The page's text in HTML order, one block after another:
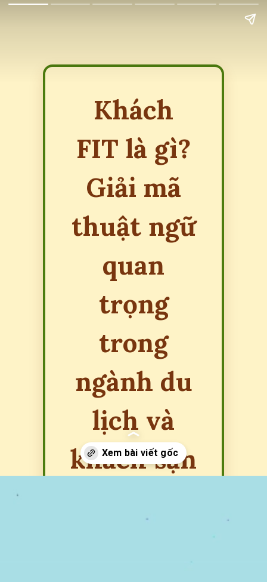
Khách
FIT là gì?
Giải mã
thuật ngữ
quan
trọng
trong
ngành du
lịch và
khách sạn